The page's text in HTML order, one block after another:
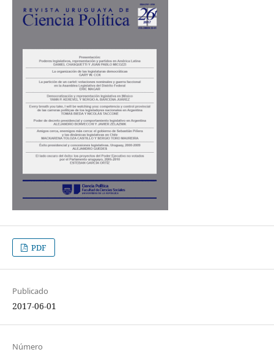
PDF
Publicado
2017-06-01
Número